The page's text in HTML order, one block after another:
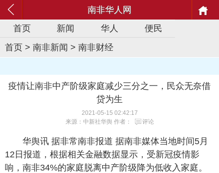
南非华人网
首页
新闻 华人
便民
首页 > 南非新闻 > 南非财经
疫情让南非中产阶级家庭减少三分之一，民众无奈借
贷为生
2021-05-15 02:42:17
来源：中新社华舆 作者：
评论
华舆讯 据非常南非报道 据南非媒体当地时间5月
12日报道，根据相关金融数据显示，受新冠疫情影
响，南非34%的家庭脱离中产阶级降为低收入家庭。